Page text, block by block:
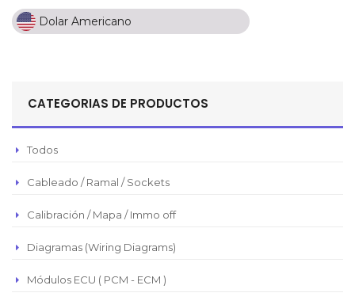
Dolar Americano
Dolar Americano
Pesos Mexicanos
Euro
Real Brasilero
CATEGORIAS DE PRODUCTOS
Todos
Cableado / Ramal / Sockets
Calibración / Mapa / Immo off
Diagramas (Wiring Diagrams)
Módulos ECU ( PCM - ECM )